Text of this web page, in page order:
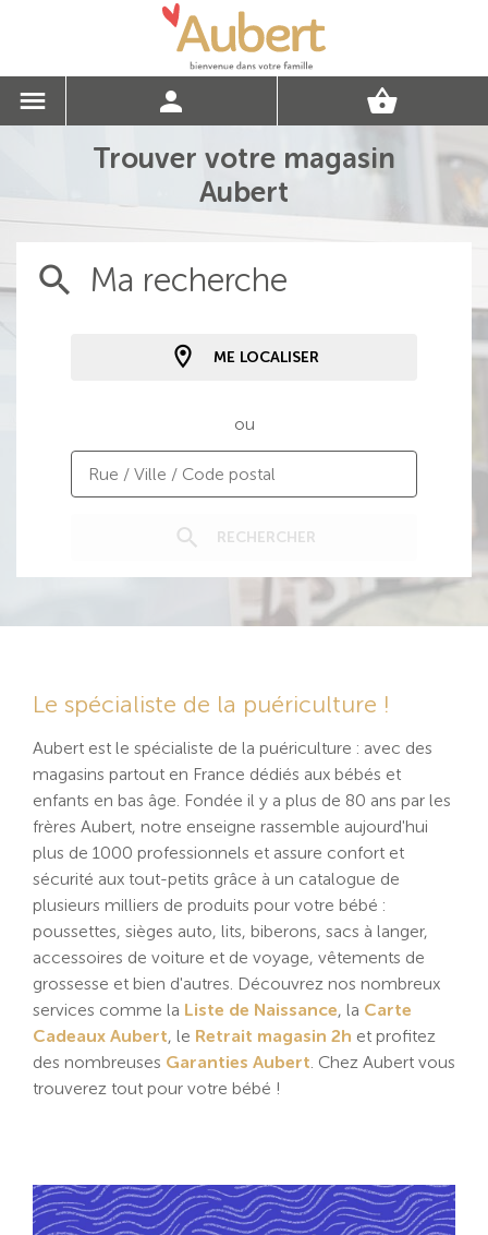
Trouver votre magasin
Aubert
Ma recherche
ME LOCALISER
ou
RECHERCHER
Le spécialiste de la puériculture !
Aubert est le spécialiste de la puériculture : avec des
magasins partout en France dédiés aux bébés et
enfants en bas âge. Fondée il y a plus de 80 ans par les
frères Aubert, notre enseigne rassemble aujourd'hui
plus de 1000 professionnels et assure confort et
sécurité aux tout-petits grâce à un catalogue de
plusieurs milliers de produits pour votre bébé :
poussettes, sièges auto, lits, biberons, sacs à langer,
accessoires de voiture et de voyage, vêtements de
grossesse et bien d'autres. Découvrez nos nombreux
services comme la Liste de Naissance, la Carte
Cadeaux Aubert, le Retrait magasin 2h et profitez
des nombreuses Garanties Aubert. Chez Aubert vous
trouverez tout pour votre bébé !